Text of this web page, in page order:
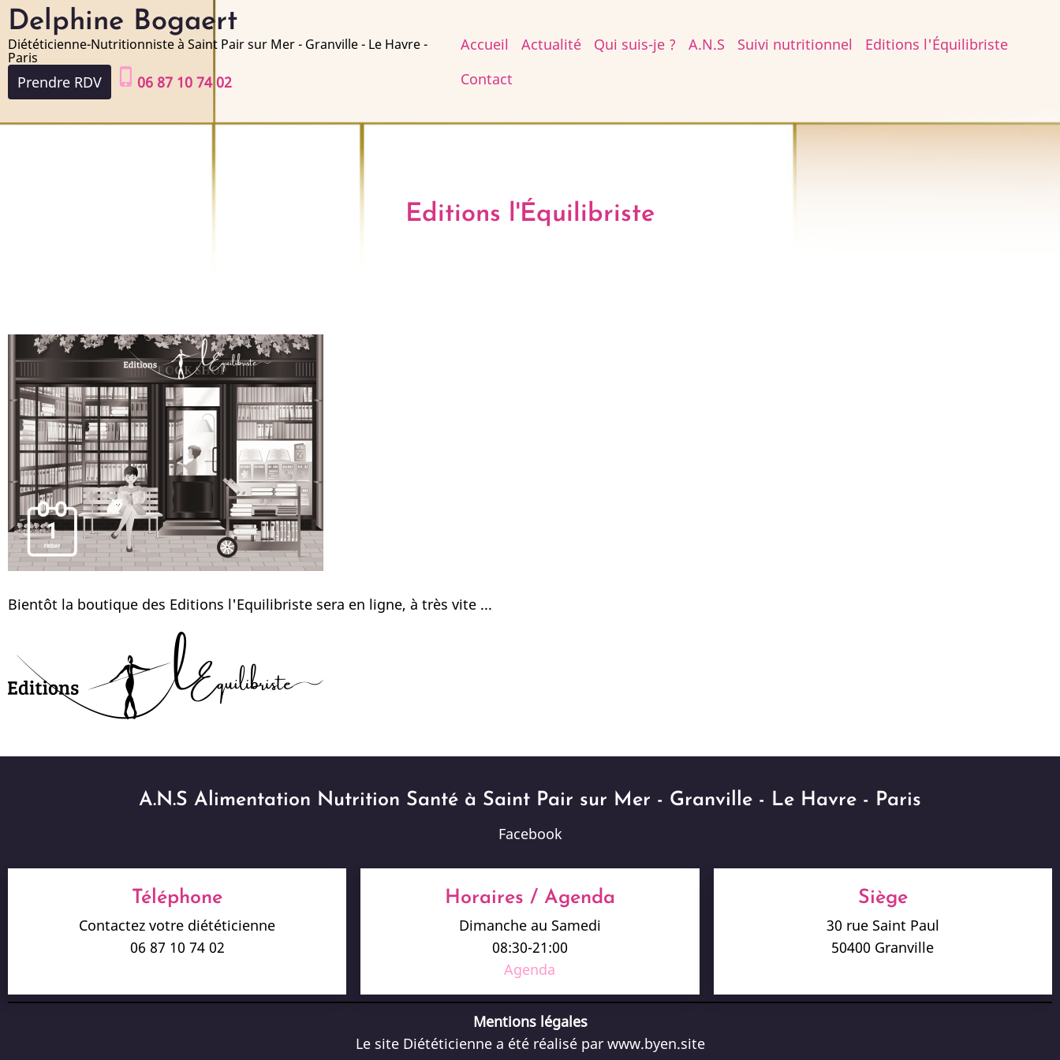
Aller
au
contenu
principal
Delphine Bogaert
Diététicienne-Nutritionniste à Saint Pair sur Mer - Granville - Le Havre -
Paris
Prendre RDV phone_iphone 06 87 10 74 02
Main
navigation
Accueil Actualité Qui suis-je ? A.N.S Suivi nutritionnel
Editions l'Équilibriste
Contact
Editions l'Équilibriste
Bientôt la boutique des Editions l'Equilibriste sera en ligne, à très vite ...
A.N.S Alimentation Nutrition Santé à Saint Pair sur Mer - Granville - Le Havre - Paris
Facebook
Téléphone
Contactez votre diététicienne
06 87 10 74 02
Horaires / Agenda
Dimanche au Samedi
08:30-21:00
Agenda
Siège
30 rue Saint Paul
50400 Granville
Mentions légales
Le site Diététicienne a été réalisé par www.byen.site